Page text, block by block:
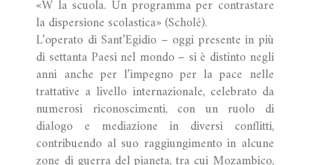
«W la scuola. Un programma per contrastare
la dispersione scolastica» (Scholé).
L’operato di Sant’Egidio – oggi presente in più
di settanta Paesi nel mondo – si è distinto negli
anni anche per l’impegno per la pace nelle
trattative a livello internazionale, celebrato da
numerosi riconoscimenti, con un ruolo di
dialogo e mediazione in diversi conflitti,
contribuendo al suo raggiungimento in alcune